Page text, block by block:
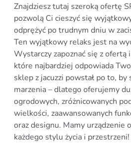
Znajdziesz tutaj szeroką ofertę
pozwolą Ci cieszyć się
odprężyć po trudnym dniu w
Ten wyjątkowy relaks jest na
Wystarczy zapoznać się z ofertą
które najbardziej odpowiada
sklep z jacuzzi powstał po to, by
marzenia – dlatego oferujemy
ogrodowych, zróżnicowanych
wielkości, zaawansowanych
oraz designu. Mamy urządzenie
każdego stylu życia i przestrzeni!